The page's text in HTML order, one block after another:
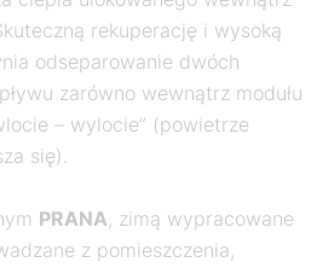
rekuperację i wysoką
odseparowanie dwóch
zarówno wewnątrz modułu
– wylocie” (powietrze
się).
PRANA, zimą wypracowane
z pomieszczenia,